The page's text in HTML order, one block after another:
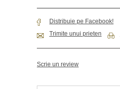
Distribuie pe Facebook!
Trimite unui prieten
Scrie un review